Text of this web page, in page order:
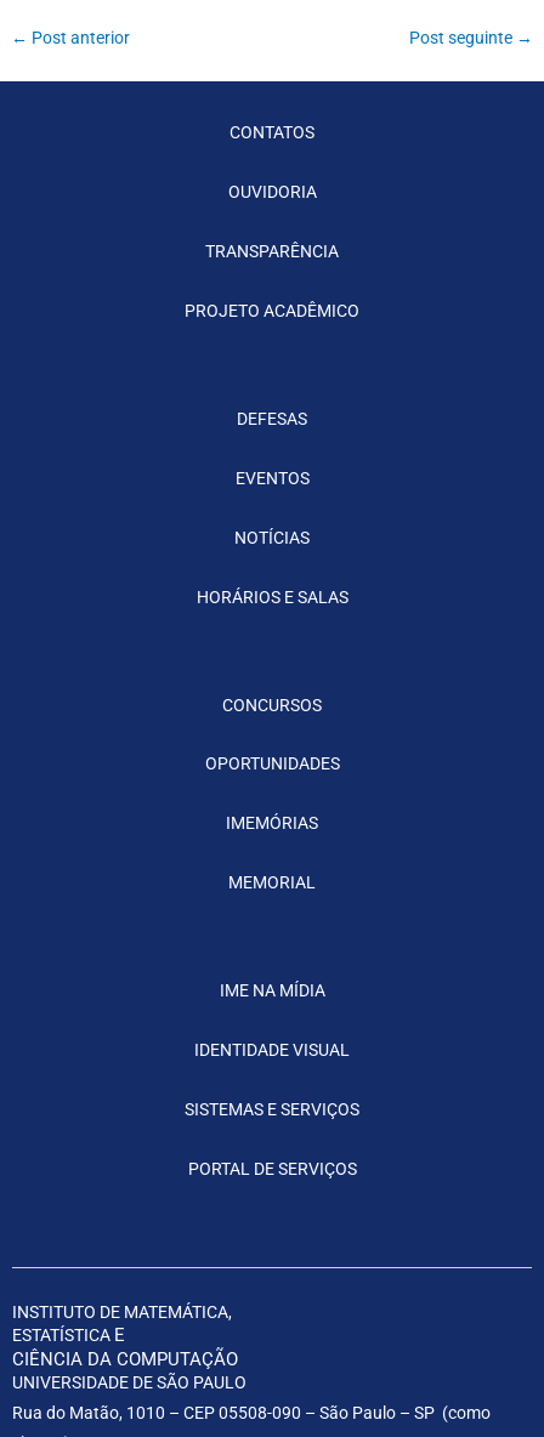
← Post anterior Post seguinte →
CONTATOS
OUVIDORIA
TRANSPARÊNCIA
PROJETO ACADÊMICO
DEFESAS
EVENTOS
NOTÍCIAS
HORÁRIOS E SALAS
CONCURSOS
OPORTUNIDADES
IMEMÓRIAS
MEMORIAL
IME NA MÍDIA
IDENTIDADE VISUAL
SISTEMAS E SERVIÇOS
PORTAL DE SERVIÇOS
INSTITUTO DE MATEMÁTICA,
ESTATÍSTICA E
CIÊNCIA DA COMPUTAÇÃO
UNIVERSIDADE DE SÃO PAULO
Rua do Matão, 1010 – CEP 05508-090 – São Paulo – SP (como